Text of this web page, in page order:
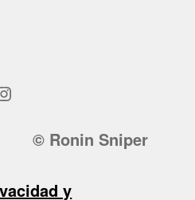
© Ronin Sniper
y